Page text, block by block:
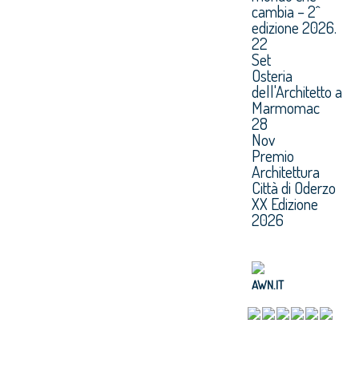
cambia – 2^
edizione 2026.
22
Set
Osteria
dell'Architetto a
Marmomac
28
Nov
Premio
Architettura
Città di Oderzo
XX Edizione
2026
AWN.IT